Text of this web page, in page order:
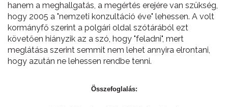
hanem a meghallgatás, a megértés erejére van szükség,
hogy 2005 a "nemzeti konzultáció éve" lehessen. A volt
kormányfő szerint a polgári oldal szótárából ezt
követően hiányzik az a szó, hogy "feladni", mert
meglátása szerint semmit nem lehet annyira elrontani,
hogy azután ne lehessen rendbe tenni.
Összefoglalás: